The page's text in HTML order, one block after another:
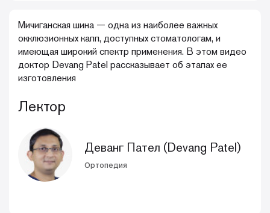
Мичиганская шина — одна из наиболее важных
окклюзионных капп, доступных стоматологам, и
имеющая широкий спектр применения. В этом видео
доктор Devang Patel рассказывает об этапах ее
изготовления
Лектор
Деванг Пател (Devang Patel)
Ортопедия